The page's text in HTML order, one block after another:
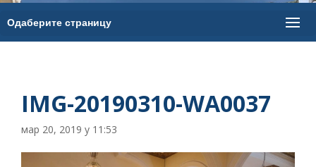
IMG-20190310-WA0037
мар 20, 2019 у 11:53